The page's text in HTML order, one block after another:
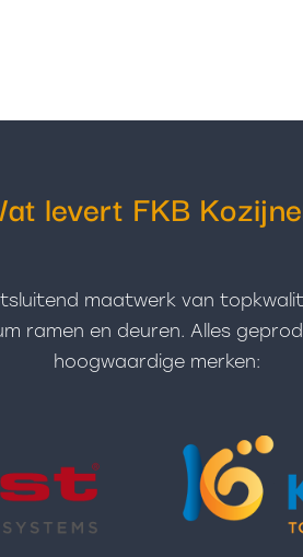
levert FKB
maatwerk van
ramen en deuren. Alles
hoogwaardige merken: